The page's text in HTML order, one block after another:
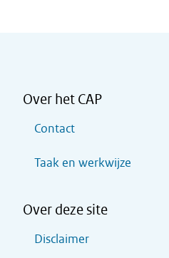
Over het CAP
Contact
Taak en werkwijze
Over deze site
Disclaimer